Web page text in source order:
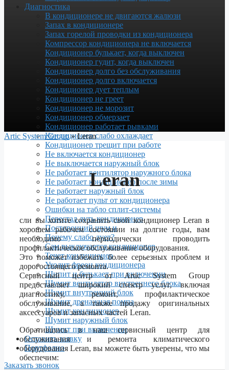
Диагностика
В кондиционере не двигаются жалюзи
Запах в кондиционере
Запах горелой проводки из кондиционера
Компрессор кондиционера не включается
Кондиционер булькает, когда выключен
Кондиционер гудит, когда выключен
Кондиционер долго без обслуживания
Кондиционер долго включается
Кондиционер дует теплым
Кондиционер не греет
Кондиционер не морозит
Кондиционер обмерзает
Кондиционер работает рывками
Кондиционер слабо охлаждает
Кондиционер трещит при работе
Не включается кондиционер
Не выключается наружный блок
Не работает вентилятор наружного блока
Не работает кондиционер после зимы
Не работает наружный блок
Не работает пульт от кондиционера
Ошибки на табло сплит-системы
Перестал дуть кондиционер
Посторонний шум и
Почему слабо дует?
Сам выключается кондиционер
Течет кондиционер
Уходит фреон кондиционера
Шипит и булькает при включении
Шумит вентилятор внутреннего блока
Шумит внутренний блок
Шумит дренажная помпа
Шумит кондиционер
Шумит наружный блок
Шумит при включении
Оставить заявку
Портфолио
Заказать звонок
Artic System Group»Leran
Leran
сли вы хотите сохранить свой кондиционер Leran в
хорошем рабочем состоянии на долгие годы, вам
необходимо периодически проводить
профилактическое обслуживание оборудования.
Это поможет избежать более серьезных проблем и
дорогостоящего ремонта.
Сервисный центр от Artic System Group
предоставляет широкий спектр услуг, включая
диагностику, ремонт, профилактическое
обслуживание, а также продажу оригинальных
аксессуаров и запасных частей Leran.
Обратившись в наш сервисный центр для
обслуживания и ремонта климатического
оборудования Leran, вы можете быть уверены, что мы
обеспечим: